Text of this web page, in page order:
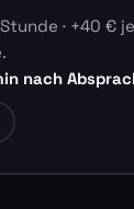
· +40 €
nach